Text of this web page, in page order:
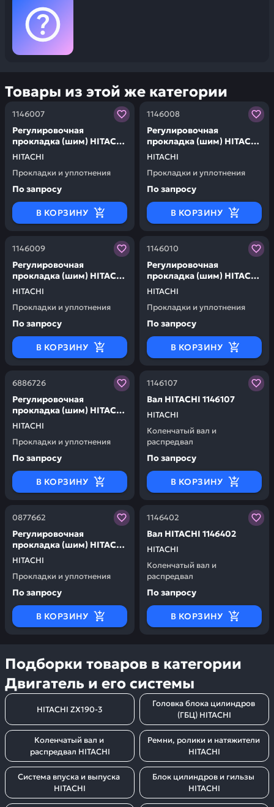
Товары из этой же категории
1146007
HITACHI
Регулировочная
прокладка (шим) HITACHI
1146007
Прокладки и уплотнения
Заказывая запчасти у нас, вы получаете гарантию
По запросу
В КОРЗИНУ
1146008
HITACHI
Регулировочная
прокладка (шим) HITACHI
1146008
Прокладки и уплотнения
Заказывая запчасти у
По запросу
В КОРЗИНУ
1146009
HITACHI
Регулировочная
прокладка (шим) HITACHI
1146009
Прокладки и уплотнения
Заказывая запчасти у нас, вы получаете гарантию
По запросу
В КОРЗИНУ
1146010
HITACHI
Регулировочная
прокладка (шим) HITACHI
1146010
Прокладки и уплотнения
Заказывая запчасти у
По запросу
В КОРЗИНУ
6886726
HITACHI
Регулировочная
прокладка (шим) HITACHI
6886726
Прокладки и уплотнения
Заказывая запчасти у нас, вы получаете гарантию
По запросу
В КОРЗИНУ
1146107
HITACHI
Вал HITACHI 1146107
Коленчатый вал и
распредвал
Заказывая запчасти у
По запросу
В КОРЗИНУ
0877662
HITACHI
Регулировочная
прокладка (шим) HITACHI
0877662
Прокладки и уплотнения
Заказывая запчасти у нас, вы получаете гарантию
По запросу
В КОРЗИНУ
1146402
HITACHI
Вал HITACHI 1146402
Коленчатый вал и
распредвал
Заказывая запчасти у
По запросу
В КОРЗИНУ
Подборки товаров в категории
Двигатель и его системы
HITACHI ZX190-3
Головка блока цилиндров
(ГБЦ) HITACHI
Коленчатый вал и
распредвал HITACHI
Ремни, ролики и натяжители
HITACHI
Система впуска и выпуска
HITACHI
Блок цилиндров и гильзы
HITACHI